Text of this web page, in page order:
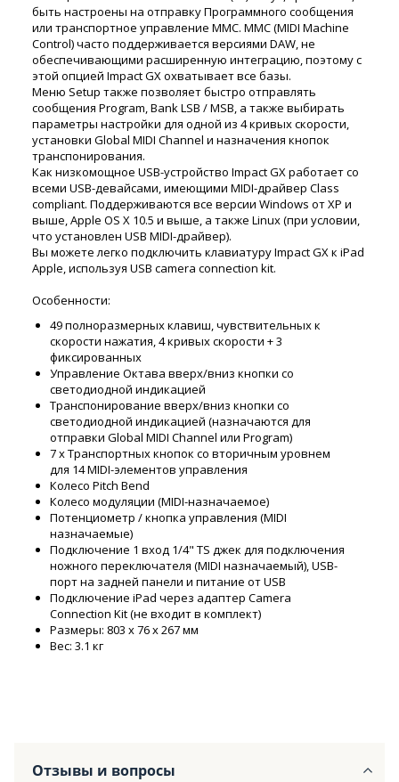
быть настроены на отправку Программного сообщения
или транспортное управление MMC. MMC (MIDI Machine
Control) часто поддерживается версиями DAW, не
обеспечивающими расширенную интеграцию, поэтому с
этой опцией Impact GX охватывает все базы.
Меню Setup также позволяет быстро отправлять
сообщения Program, Bank LSB / MSB, а также выбирать
параметры настройки для одной из 4 кривых скорости,
установки Global MIDI Channel и назначения кнопок
транспонирования.
Как низкомощное USB-устройство Impact GX работает со
всеми USB-девайсами, имеющими MIDI-драйвер Class
compliant. Поддерживаются все версии Windows от XP и
выше, Apple OS X 10.5 и выше, а также Linux (при условии,
что установлен USB MIDI-драйвер).
Вы можете легко подключить клавиатуру Impact GX к iPad
Apple, используя USB camera connection kit.
Особенности:
49 полноразмерных клавиш, чувствительных к
скорости нажатия, 4 кривых скорости + 3
фиксированных
Управление Октава вверх/вниз кнопки со
светодиодной индикацией
Транспонирование вверх/вниз кнопки со
светодиодной индикацией (назначаются для
отправки Global MIDI Channel или Program)
7 x Транспортных кнопок со вторичным уровнем
для 14 MIDI-элементов управления
Колесо Pitch Bend
Колесо модуляции (MIDI-назначаемое)
Потенциометр / кнопка управления (MIDI
назначаемые)
Подключение 1 вход 1/4" TS джек для подключения
ножного переключателя (MIDI назначаемый), USB-
порт на задней панели и питание от USB
Подключение iPad через адаптер Camera
Connection Kit (не входит в комплект)
Размеры: 803 x 76 x 267 мм
Вес: 3.1 кг
Отзывы и вопросы